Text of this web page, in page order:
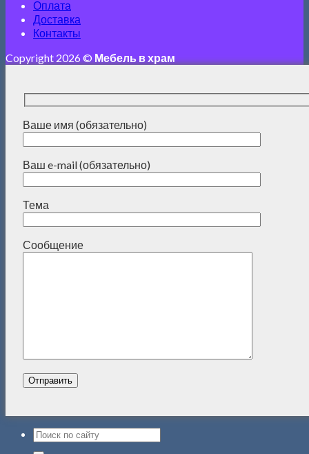
Оплата
Доставка
Контакты
Copyright 2026 ©Мебель в храм
Ваше имя (обязательно)
Ваш e-mail (обязательно)
Тема
Сообщение